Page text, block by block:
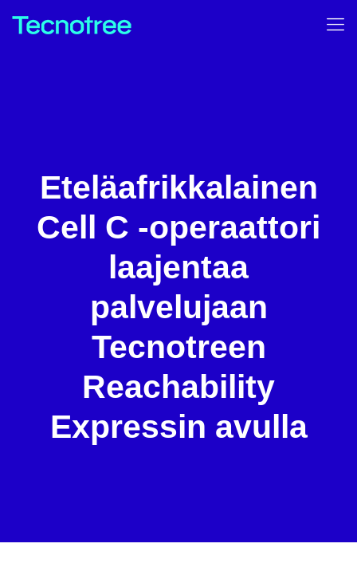
Eteläafrikkalainen
Cell C -operaattori
laajentaa
palvelujaan
Tecnotreen
Reachability
Expressin avulla